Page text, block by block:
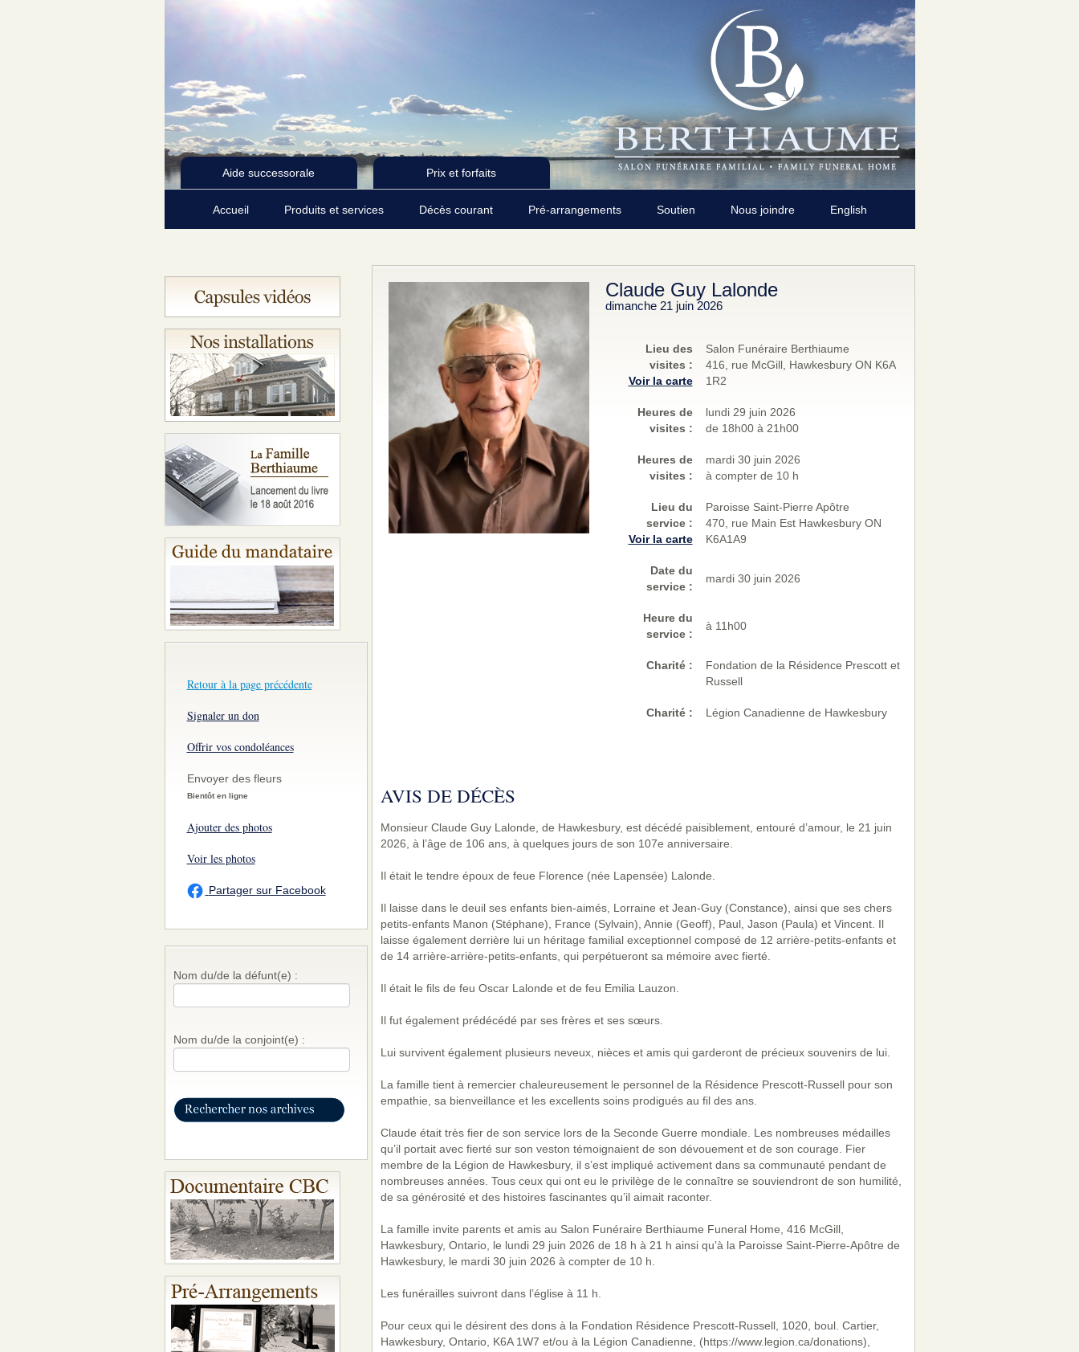
Aide successorale Prix et forfaits
Accueil Produits et services Décès courant Pré-arrangements Soutien Nous joindre English
Retour à la page précédente
Signaler un don
Offrir vos condoléances
Envoyer des fleurs
Bientôt en ligne
Ajouter des photos
Voir les photos
Partager sur Facebook
Nom du/de la défunt(e) :
Nom du/de la conjoint(e) :
Claude Guy Lalonde
dimanche 21 juin 2026
Lieu des
visites :
Voir la carte
Salon Funéraire Berthiaume
416, rue McGill, Hawkesbury ON K6A
1R2
Heures de
visites :
lundi 29 juin 2026
de 18h00 à 21h00
Heures de
visites :
mardi 30 juin 2026
à compter de 10 h
Lieu du
service :
Voir la carte
Paroisse Saint-Pierre Apôtre
470, rue Main Est Hawkesbury ON
K6A1A9
Date du
service :
mardi 30 juin 2026
Heure du
service :
à 11h00
Charité:
Fondation de la Résidence Prescott et
Russell
Charité: Légion Canadienne de Hawkesbury
AVIS DE DÉCÈS
Monsieur Claude Guy Lalonde, de Hawkesbury, est décédé paisiblement, entouré d’amour, le 21 juin
2026, à l’âge de 106 ans, à quelques jours de son 107e anniversaire.
Il était le tendre époux de feue Florence (née Lapensée) Lalonde.
Il laisse dans le deuil ses enfants bien-aimés, Lorraine et Jean-Guy (Constance), ainsi que ses chers
petits-enfants Manon (Stéphane), France (Sylvain), Annie (Geoff), Paul, Jason (Paula) et Vincent. Il
laisse également derrière lui un héritage familial exceptionnel composé de 12 arrière-petits-enfants et
de 14 arrière-arrière-petits-enfants, qui perpétueront sa mémoire avec fierté.
Il était le fils de feu Oscar Lalonde et de feu Emilia Lauzon.
Il fut également prédécédé par ses frères et ses sœurs.
Lui survivent également plusieurs neveux, nièces et amis qui garderont de précieux souvenirs de lui.
La famille tient à remercier chaleureusement le personnel de la Résidence Prescott-Russell pour son
empathie, sa bienveillance et les excellents soins prodigués au fil des ans.
Claude était très fier de son service lors de la Seconde Guerre mondiale. Les nombreuses médailles
qu’il portait avec fierté sur son veston témoignaient de son dévouement et de son courage. Fier
membre de la Légion de Hawkesbury, il s’est impliqué activement dans sa communauté pendant de
nombreuses années. Tous ceux qui ont eu le privilège de le connaître se souviendront de son humilité,
de sa générosité et des histoires fascinantes qu’il aimait raconter.
La famille invite parents et amis au Salon Funéraire Berthiaume Funeral Home, 416 McGill,
Hawkesbury, Ontario, le lundi 29 juin 2026 de 18 h à 21 h ainsi qu’à la Paroisse Saint-Pierre-Apôtre de
Hawkesbury, le mardi 30 juin 2026 à compter de 10 h.
Les funérailles suivront dans l’église à 11 h.
Pour ceux qui le désirent des dons à la Fondation Résidence Prescott-Russell, 1020, boul. Cartier,
Hawkesbury, Ontario, K6A 1W7 et/ou à la Légion Canadienne, (https://www.legion.ca/donations),